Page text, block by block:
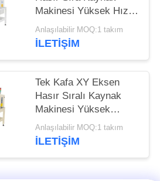
Makinesi Yüksek Hızlı
Tam Otomatik
Anlaşılabilir MOQ:1 takım
İLETIŞIM
Tek Kafa XY Eksen
Hasır Sıralı Kaynak
Makinesi Yüksek
Hassasiyetli Tam
Otomatik
Anlaşılabilir MOQ:1 takım
İLETIŞIM